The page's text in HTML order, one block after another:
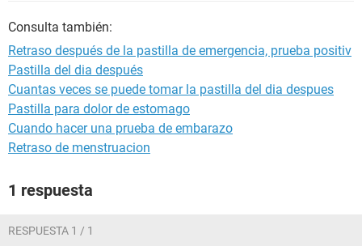
Consulta también:
Retraso después de la pastilla de emergencia, prueba positiv
Pastilla del dia después
Cuantas veces se puede tomar la pastilla del dia despues
Pastilla para dolor de estomago
Cuando hacer una prueba de embarazo
Retraso de menstruacion
1 respuesta
RESPUESTA 1 / 1